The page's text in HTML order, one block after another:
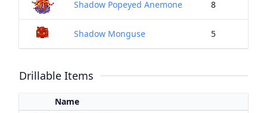
Shadow Popeyed Anemone 8
Shadow Monguse 5
Drillable Items
Name